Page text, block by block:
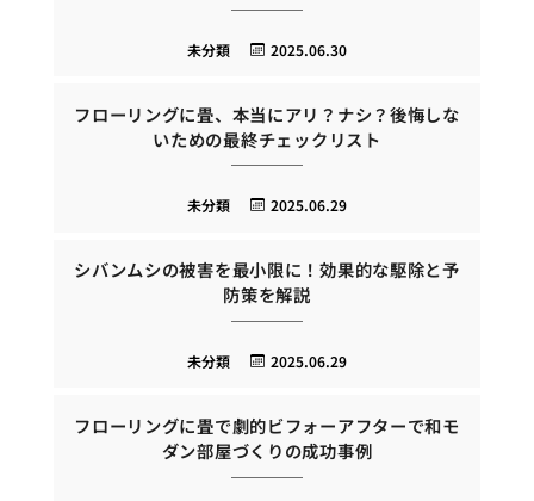
2025.06.30
未分類
フローリングに畳、本当にアリ？ナシ？後悔しな
いための最終チェックリスト
2025.06.29
未分類
シバンムシの被害を最小限に！効果的な駆除と予
防策を解説
2025.06.29
未分類
フローリングに畳で劇的ビフォーアフターで和モ
ダン部屋づくりの成功事例